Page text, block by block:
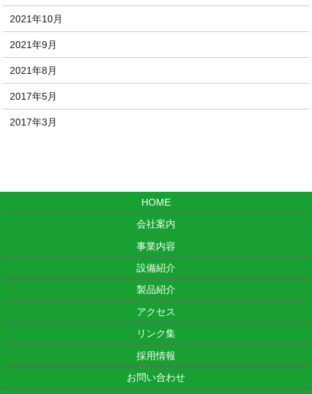
2021年10月
2021年9月
2021年8月
2017年5月
2017年3月
HOME
会社案内
事業内容
設備紹介
製品紹介
アクセス
リンク集
採用情報
お問い合わせ